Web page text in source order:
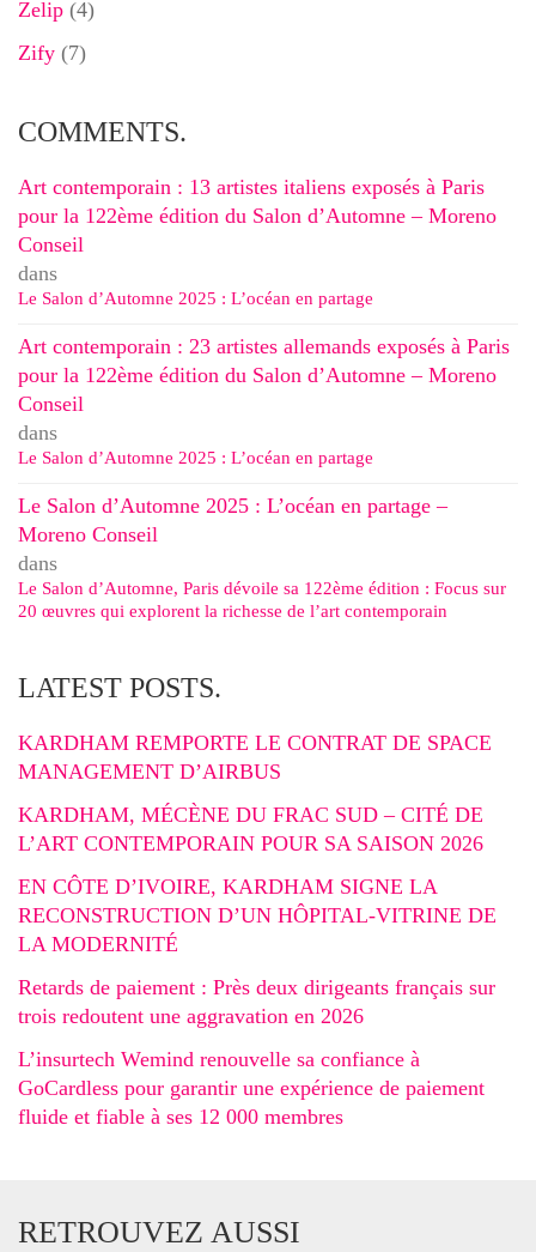
Zelip (4)
Zify (7)
COMMENTS.
Art contemporain : 13 artistes italiens exposés à Paris
pour la 122ème édition du Salon d’Automne – Moreno
Conseil
dans
Le Salon d’Automne 2025 : L’océan en partage
Art contemporain : 23 artistes allemands exposés à Paris
pour la 122ème édition du Salon d’Automne – Moreno
Conseil
dans
Le Salon d’Automne 2025 : L’océan en partage
Le Salon d’Automne 2025 : L’océan en partage –
Moreno Conseil
dans
Le Salon d’Automne, Paris dévoile sa 122ème édition : Focus sur
20 œuvres qui explorent la richesse de l’art contemporain
LATEST POSTS.
KARDHAM REMPORTE LE CONTRAT DE SPACE
MANAGEMENT D’AIRBUS
KARDHAM, MÉCÈNE DU FRAC SUD – CITÉ DE
L’ART CONTEMPORAIN POUR SA SAISON 2026
EN CÔTE D’IVOIRE, KARDHAM SIGNE LA
RECONSTRUCTION D’UN HÔPITAL-VITRINE DE
LA MODERNITÉ
Retards de paiement : Près deux dirigeants français sur
trois redoutent une aggravation en 2026
L’insurtech Wemind renouvelle sa confiance à
GoCardless pour garantir une expérience de paiement
fluide et fiable à ses 12 000 membres
RETROUVEZ AUSSI